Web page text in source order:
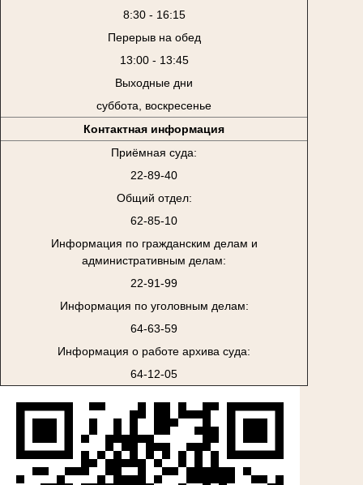
8:30 - 16:15
Перерыв на обед
13:00 - 13:45
Выходные дни
суббота, воскресенье
Контактная информация
Приёмная суда:
22-89-40
Общий отдел:
62-85-10
Информация по гражданским делам и
административным делам:
22-91-99
Информация по уголовным делам:
64-63-59
Информация о работе архива суда:
64-12-05